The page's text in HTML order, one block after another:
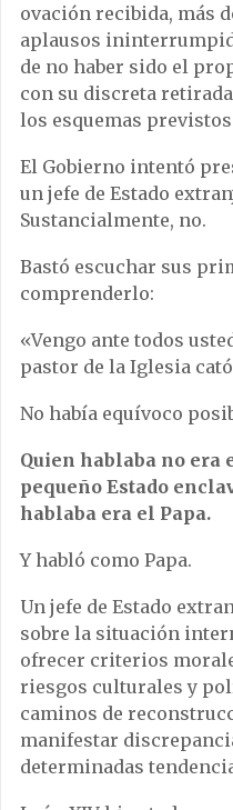
ovación recibida, más
aplausos
de no haber sido el
con su discreta
los esquemas
El Gobierno intentó
un jefe de Estado
Sustancialmente, no.
Bastó escuchar sus
comprenderlo:
«Vengo ante todos
pastor de la Iglesia
No había equívoco
Quien hablaba no era
pequeño Estado
hablaba era el Papa.
Y habló como Papa.
Un jefe de Estado
sobre la situación
ofrecer criterios
riesgos culturales y
caminos de
manifestar
determinadas